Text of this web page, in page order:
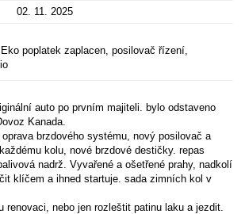
02. 11. 2025
poplatek zaplacen, posilovač řízení,
auto po prvním majiteli. bylo odstaveno
Kanada.
brzdového systému, nový posilovač a
kolu, nové brzdové destičky. repas
nadrž. Vyvařené a ošetřené prahy, nadkolí
klíčem a ihned startuje. sada zimních kol v
renovaci, nebo jen rozleštit patinu laku a jezdit.